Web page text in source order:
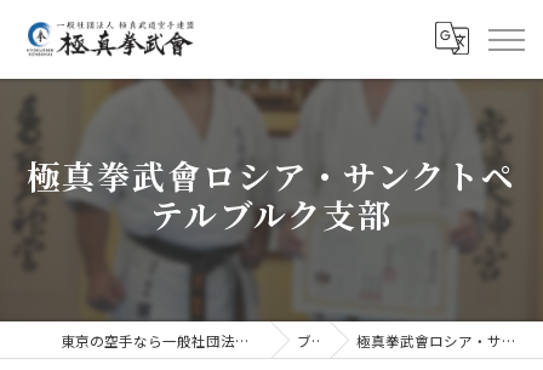
極真拳武會ロシア・サンクトペ
テルブルク支部
東京の空手なら一般社団法人極真武道空手連盟極真拳武會 ブログ 極真拳武會ロシア・サンクトペテルブルク支部